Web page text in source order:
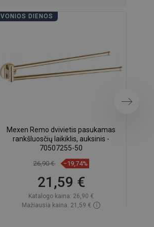
VONIOS DIENOS
Mexen Remo dvivietis pasukamas
rankšluosčių laikiklis, auksinis -
70507255-50
26,90 € −19,74%
21,59 €
Katalogo kaina: 26,90 €
Mažiausia kaina: 21,59 €
Tęsti
PORTUGUESE